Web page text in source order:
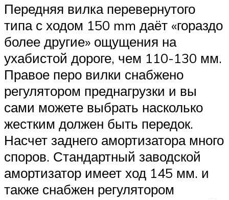
Передняя вилка перевернутого
типа с ходом 150 mm даёт «гораздо
более другие» ощущения на
ухабистой дороге, чем 110-130 мм.
Правое перо вилки снабжено
регулятором преднагрузки и вы
сами можете выбрать насколько
жестким должен быть передок.
Насчет заднего амортизатора много
споров. Стандартный заводской
амортизатор имеет ход 145 мм. и
также снабжен регулятором